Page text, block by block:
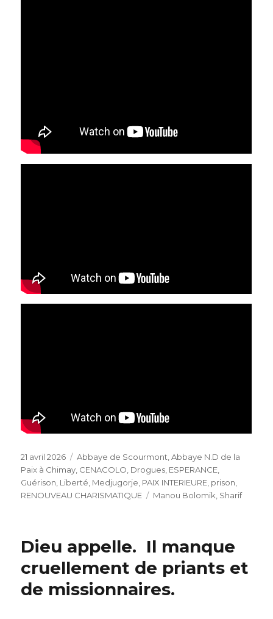
Publié
le
21 avril 2026 Catégories
Abbaye de Scourmont,Abbaye N.D de la
Paix à Chimay, CENACOLO, Drogues, ESPERANCE,
Guérison, Liberté, Medjugorje, PAIX INTERIEURE, prison,
RENOUVEAU CHARISMATIQUE
Étiquettes
Manou Bolomik, Sharif
Dieu appelle. Il manque
cruellement de priants et
de missionnaires.